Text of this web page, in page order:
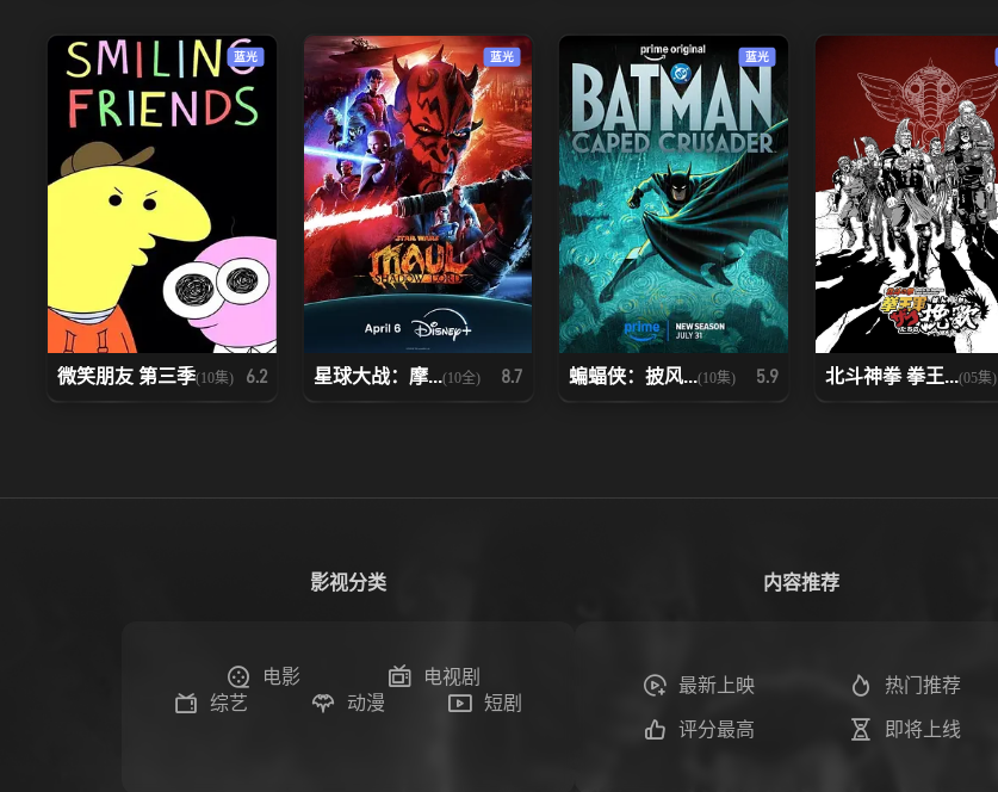
蓝光
微笑朋友 第三季(10集) 6.2
蓝光
星球大战：摩...(10全) 8.7
蓝光
蝙蝠侠：披风...(10集) 5.9 北斗神拳 拳王...(05集)
影视分类
电影
电视剧
综艺
动漫 短剧
内容推荐
最新上映 热门推荐
评分最高 即将上线